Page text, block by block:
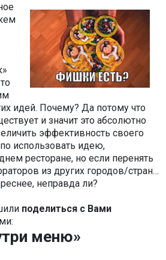
идей. Почему? Да потому что
и значит это абсолютно
эффективность своего
использовать идею,
ресторане, но если перенять
из других городов/стран…
неправда ли?
поделиться с Вами
меню»